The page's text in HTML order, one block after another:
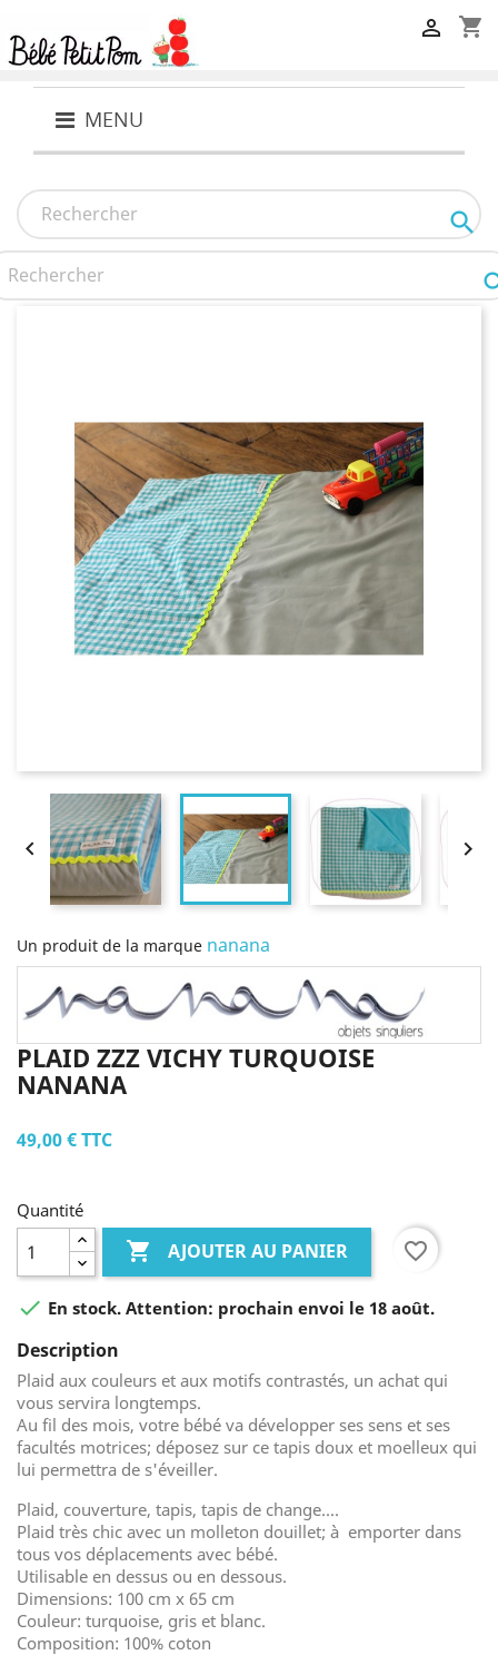
shopping_cart

MENU

 
Un produit de la marque nanana
PLAID ZZZ VICHY TURQUOISE
NANANA
49,00 €TTC
Quantité
 AJOUTER AU PANIER favorite_border
 En stock. Attention: prochain envoi le 18 août.
Description
Plaid aux couleurs et aux motifs contrastés, un achat qui
vous servira longtemps.
Au fil des mois, votre bébé va développer ses sens et ses
facultés motrices; déposez sur ce tapis doux et moelleux qui
lui permettra de s'éveiller.
Plaid, couverture, tapis, tapis de change....
Plaid très chic avec un molleton douillet; à emporter dans
tous vos déplacements avec bébé.
Utilisable en dessus ou en dessous.
Dimensions: 100 cm x 65 cm
Couleur: turquoise, gris et blanc.
Composition: 100% coton